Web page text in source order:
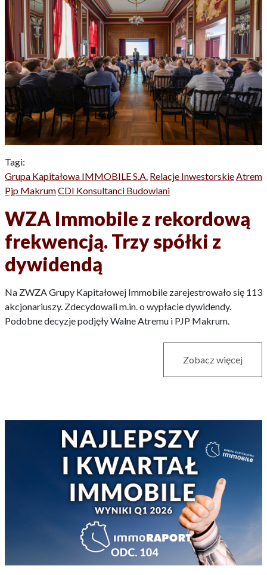
Tagi:
Grupa Kapitałowa IMMOBILE S.A. Relacje InwestorskieAtrem
Pjp MakrumCDI Konsultanci Budowlani
WZA Immobile z rekordową
frekwencją. Trzy spółki z
dywidendą
Na ZWZA Grupy Kapitałowej Immobile zarejestrowało się 113
akcjonariuszy. Zdecydowali m.in. o wypłacie dywidendy.
Podobne decyzje podjęły Walne Atremu i PJP Makrum.
Zobacz więcej